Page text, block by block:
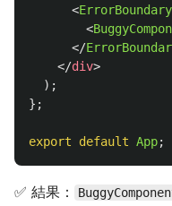
<ErrorBoundary
<
</
</div>
);
};
export default App;
✅ 結果：